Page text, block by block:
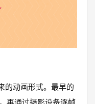
的动画形式。最早的